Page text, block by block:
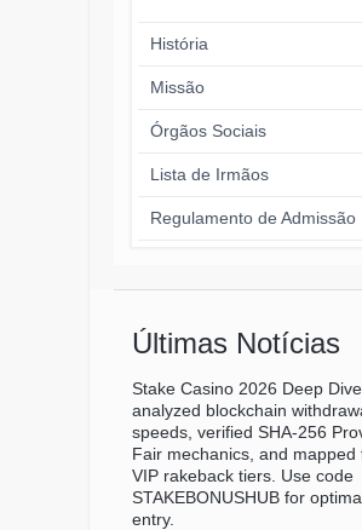
História
Missão
Órgãos Sociais
Lista de Irmãos
Regulamento de Admissão
Últimas Notícias
Stake Casino 2026 Deep
analyzed blockchain
speeds, verified SHA-256
Fair mechanics, and mapped
VIP rakeback tiers. Use code
STAKEBONUSHUB for
entry.